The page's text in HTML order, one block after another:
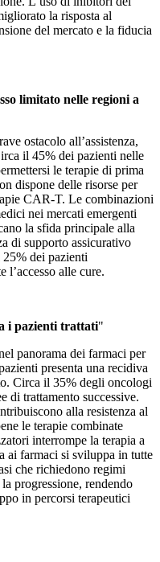
la risposta al
del mercato e la fiducia
limitato nelle regioni a
ostacolo all’assistenza,
il 45% dei pazienti nelle
le terapie di prima
dispone delle risorse per
CAR-T. Le combinazioni
nei mercati emergenti
la sfida principale alla
di supporto assicurativo
dei pazienti
l’accesso alle cure.
i pazienti trattati"
panorama dei farmaci per
presenta una recidiva
Circa il 35% degli oncologi
di trattamento successive.
alla resistenza al
le terapie combinate
interrompe la terapia a
ai farmaci si sviluppa in tutte
che richiedono regimi
progressione, rendendo
in percorsi terapeutici